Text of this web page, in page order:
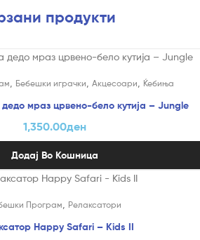
продукти
Бебешки играчки Акцесоари Ќебиња
мраз црвено-бело кутија – Jungle
1,350.00ден
Додај Во Кошница
Програм Релаксатори
Happy Safari – Kids II